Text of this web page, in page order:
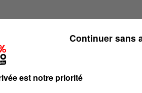
est notre priorité
Continuer sans